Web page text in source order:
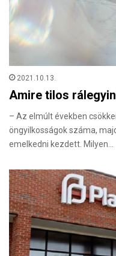
2021.10.13.
Amire tilos
– Az elmúlt években
öngyilkosságok száma,
emelkedni kezdett. Milyen…